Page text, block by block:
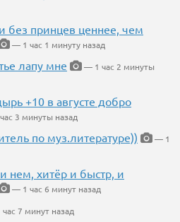
без принцев ценнее, чем
— 1 час 1 минуту назад
лапу мне
— 1 час 2 минуты
+10 в августе добро
3 минуты назад
по муз.литературе))
— 1
нем, хитёр и быстр, и
— 1 час 6 минут назад
7 минут назад